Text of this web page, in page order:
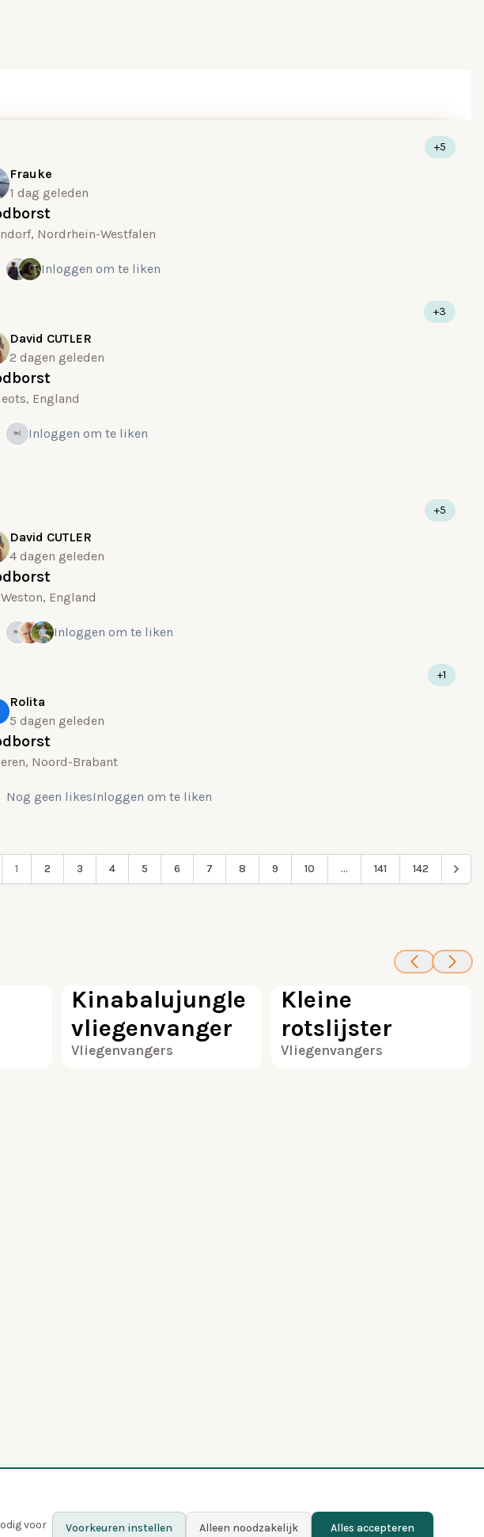
Frauke
1 dag geleden
Nordrhein-Westfalen
+5
Inloggen om te liken
David CUTLER
2 dagen geleden
England
+3
Inloggen om te liken
David CUTLER
4 dagen geleden
England
+5
Inloggen om te liken
Rolita
5 dagen geleden
Noord-Brabant
+1
Nog geen likesInloggen om te liken
1 2 3 4 5 6 7 8 9 10 ... 141 142
Kinabalujungle
vliegenvanger
Vliegenvangers
100
Kleine
rotslijster
Vliegenvangers
voor
Voorkeuren instellen Alleen noodzakelijk Alles accepteren